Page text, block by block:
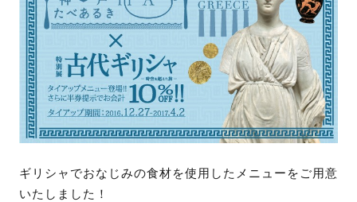
ギリシャでおなじみの食材を使用したメニューをご用意
いたしました！